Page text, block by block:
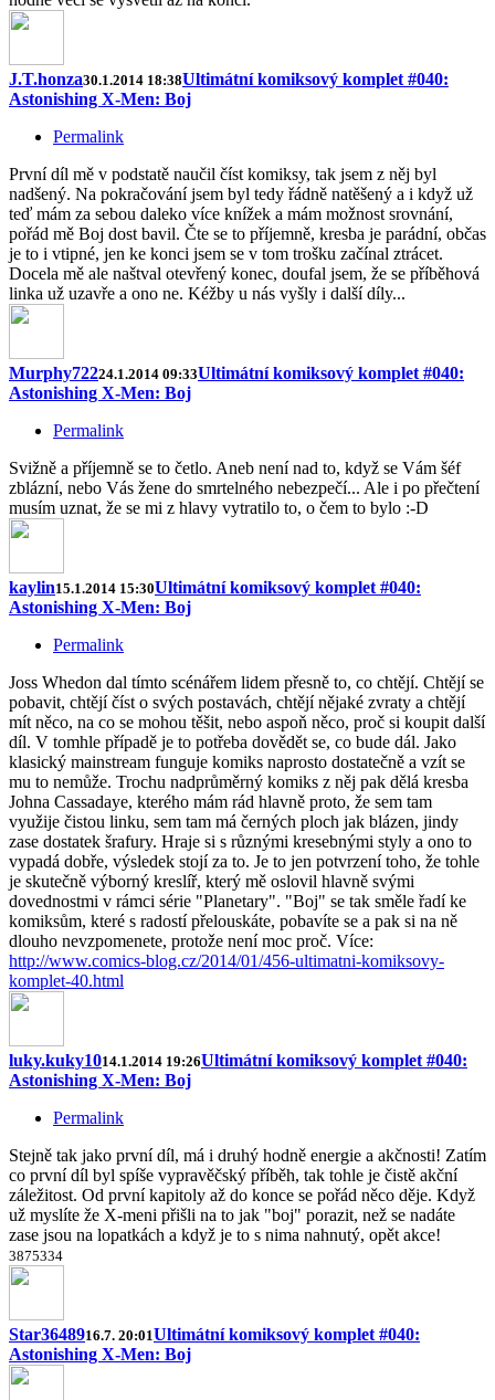
J.T.honza30.1.2014 18:38Ultimátní komiksový komplet #040:
Astonishing X-Men: Boj
Permalink
První díl mě v podstatě naučil číst komiksy, tak jsem z něj byl
nadšený. Na pokračování jsem byl tedy řádně natěšený a i když už
teď mám za sebou daleko více knížek a mám možnost srovnání,
pořád mě Boj dost bavil. Čte se to příjemně, kresba je parádní, občas
je to i vtipné, jen ke konci jsem se v tom trošku začínal ztrácet.
Docela mě ale naštval otevřený konec, doufal jsem, že se příběhová
linka už uzavře a ono ne. Kéžby u nás vyšly i další díly...
Murphy72224.1.2014 09:33Ultimátní komiksový komplet #040:
Astonishing X-Men: Boj
Permalink
Svižně a příjemně se to četlo. Aneb není nad to, když se Vám šéf
zblázní, nebo Vás žene do smrtelného nebezpečí... Ale i po přečtení
musím uznat, že se mi z hlavy vytratilo to, o čem to bylo :-D
kaylin15.1.2014 15:30Ultimátní komiksový komplet #040:
Astonishing X-Men: Boj
Permalink
Joss Whedon dal tímto scénářem lidem přesně to, co chtějí. Chtějí se
pobavit, chtějí číst o svých postavách, chtějí nějaké zvraty a chtějí
mít něco, na co se mohou těšit, nebo aspoň něco, proč si koupit další
díl. V tomhle případě je to potřeba dovědět se, co bude dál. Jako
klasický mainstream funguje komiks naprosto dostatečně a vzít se
mu to nemůže. Trochu nadprůměrný komiks z něj pak dělá kresba
Johna Cassadaye, kterého mám rád hlavně proto, že sem tam
využije čistou linku, sem tam má černých ploch jak blázen, jindy
zase dostatek šrafury. Hraje si s různými kresebnými styly a ono to
vypadá dobře, výsledek stojí za to. Je to jen potvrzení toho, že tohle
je skutečně výborný kreslíř, který mě oslovil hlavně svými
dovednostmi v rámci série "Planetary". "Boj" se tak směle řadí ke
komiksům, které s radostí přelouskáte, pobavíte se a pak si na ně
dlouho nevzpomenete, protože není moc proč. Více:
http://www.comics-blog.cz/2014/01/456-ultimatni-komiksovy-
komplet-40.html
luky.kuky1014.1.2014 19:26Ultimátní komiksový komplet #040:
Astonishing X-Men: Boj
Permalink
Stejně tak jako první díl, má i druhý hodně energie a akčnosti! Zatím
co první díl byl spíše vypravěčský příběh, tak tohle je čistě akční
záležitost. Od první kapitoly až do konce se pořád něco děje. Když
už myslíte že X-meni přišli na to jak "boj" porazit, než se nadáte
zase jsou na lopatkách a když je to s nima nahnutý, opět akce!
3875334
Star3648916.7. 20:01Ultimátní komiksový komplet #040:
Astonishing X-Men: Boj